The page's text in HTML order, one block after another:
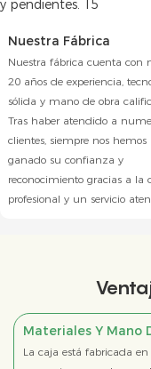
Nuestra Fábrica
Nuestra fábrica cuenta con
20 años de experiencia,
sólida y mano de obra
Tras haber atendido a
clientes, siempre nos hemos
ganado su confianza y
reconocimiento gracias a la
profesional y un servicio
Materiales Y Mano
La caja está fabricada